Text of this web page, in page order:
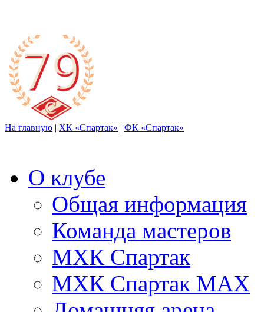
На главную | ХК «Спартак» | ФК «Спартак»
О клубе
Общая информация
Команда мастеров
МХК Спартак
МХК Спартак МАХ